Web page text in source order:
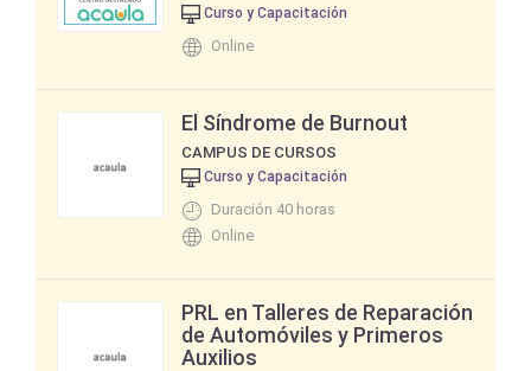
Curso y Capacitación
Online
El Síndrome de Burnout
CAMPUS DE CURSOS
Curso y Capacitación
Duración 40 horas
Online
PRL en Talleres de Reparación
de Automóviles y Primeros
Auxilios